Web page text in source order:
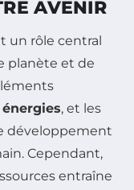
AVENIR
un rôle central
planète et de
énergies, et les
développement
Cependant,
entraîne